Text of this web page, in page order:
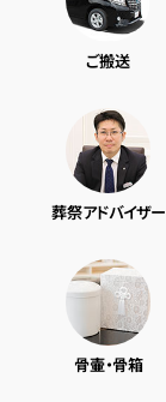
ご搬送
葬祭アドバイザー
骨壷・骨箱